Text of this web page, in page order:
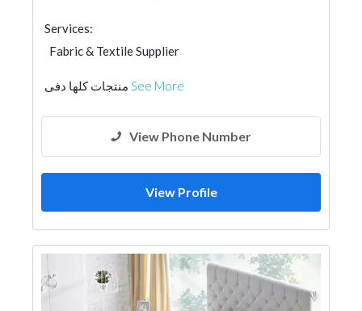
Services:
Fabric & Textile Supplier
See More
View Phone Number
View Profile